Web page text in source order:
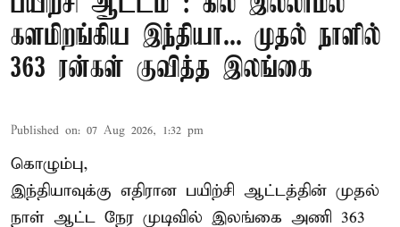
களமிறங்கிய இந்தியா... முதல் நாளில்
363 ரன்கள் குவித்த இலங்கை
Published on: 07 Aug 2026, 1:32 pm
கொழும்பு,
இந்தியாவுக்கு எதிரான பயிற்சி ஆட்டத்தின் முதல்
நாள் ஆட்ட நேர முடிவில் இலங்கை அணி 363